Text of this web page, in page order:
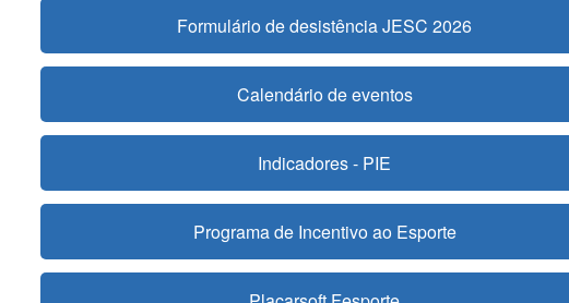
Formulário de desistência JESC 2026
Calendário de eventos
Indicadores - PIE
Programa de Incentivo ao Esporte